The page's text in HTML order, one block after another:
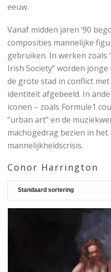
eeuw.
Vanaf midden jaren ‘90
composities mannelijke
gebruiken. In werken zoals
Irish Society” worden
de grote stad in conflict
identiteit afgebeeld. In
iconen – zoals Formule1
“urban art” en de
machogedrag bezien in het
mannelijkheidscrisis.
Conor Harrington